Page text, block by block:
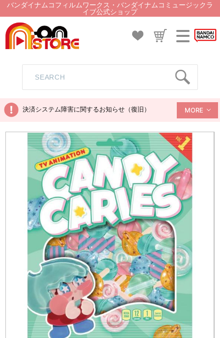
バンダイナムコフィルムワークス・バンダイナムコミュージックラ
イブ公式ショップ
決済システム障害に関するお知らせ（復旧） MORE